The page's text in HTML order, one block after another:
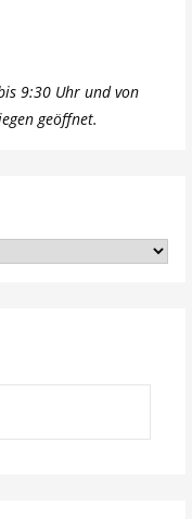
9:30 Uhr und von
geöffnet.